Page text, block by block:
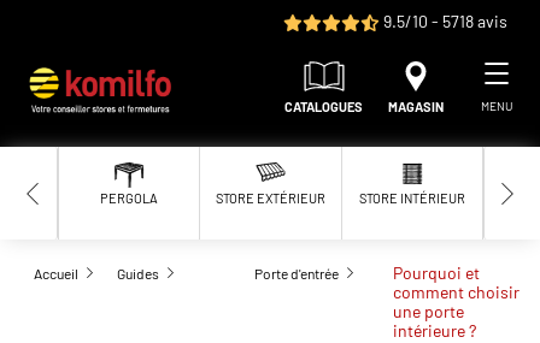
9.5/10 - 5718 avis
CATALOGUES MAGASIN MENU
PERGOLA STORE EXTÉRIEUR STORE INTÉRIEUR
Accueil Guides Porte d'entrée
Pourquoi et
comment choisir
une porte
intérieure ?